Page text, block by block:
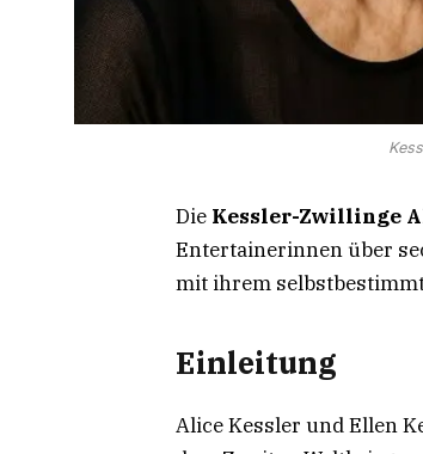
Die Kessler-Zwillinge
Entertainerinnen über
mit ihrem
Einleitung
Alice Kessler und Ellen